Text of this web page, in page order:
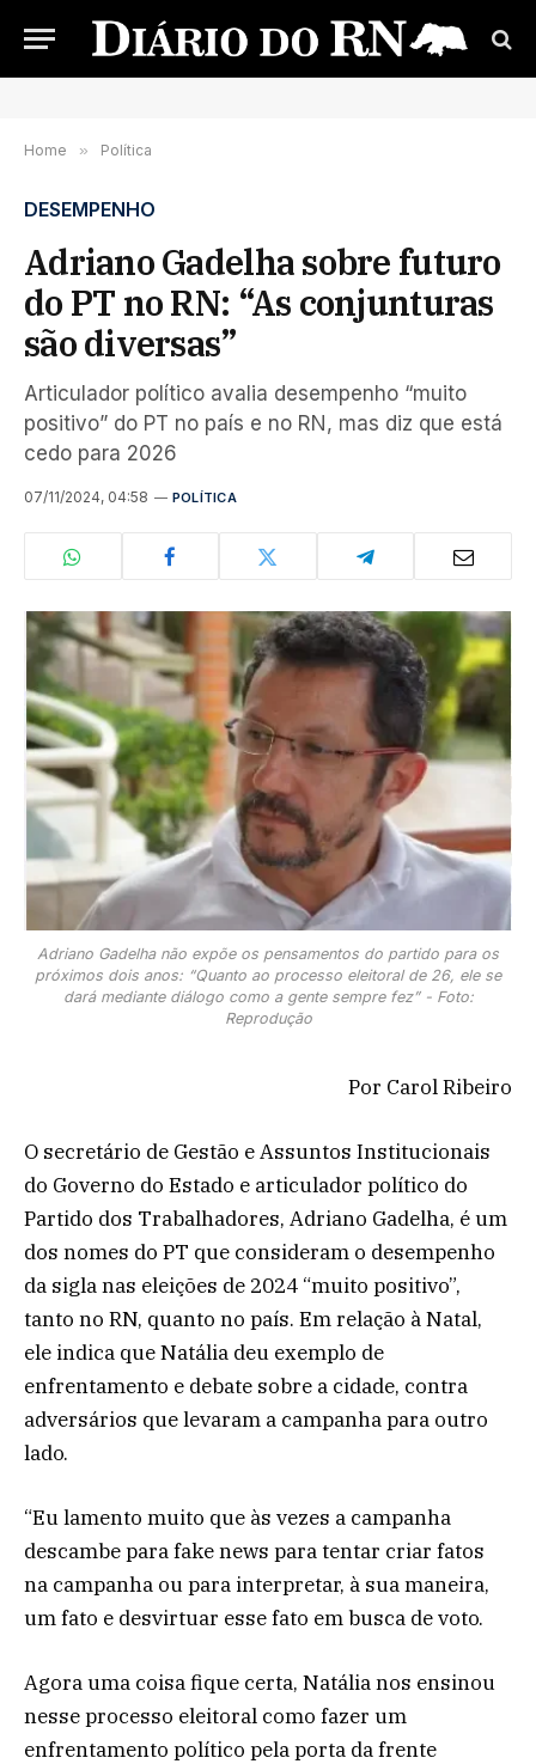
Home » Política
DESEMPENHO
Adriano Gadelha sobre futuro
do PT no RN: “As conjunturas
são diversas”
Articulador político avalia desempenho “muito
positivo” do PT no país e no RN, mas diz que está
cedo para 2026
07/11/2024, 04:58 POLÍTICA
Adriano Gadelha não expõe os pensamentos do partido para os
próximos dois anos: “Quanto ao processo eleitoral de 26, ele se
dará mediante diálogo como a gente sempre fez” - Foto:
Reprodução
Por Carol Ribeiro
O secretário de Gestão e Assuntos Institucionais
do Governo do Estado e articulador político do
Partido dos Trabalhadores, Adriano Gadelha, é um
dos nomes do PT que consideram o desempenho
da sigla nas eleições de 2024 “muito positivo”,
tanto no RN, quanto no país. Em relação à Natal,
ele indica que Natália deu exemplo de
enfrentamento e debate sobre a cidade, contra
adversários que levaram a campanha para outro
lado.
“Eu lamento muito que às vezes a campanha
descambe para fake news para tentar criar fatos
na campanha ou para interpretar, à sua maneira,
um fato e desvirtuar esse fato em busca de voto.
Agora uma coisa fique certa, Natália nos ensinou
nesse processo eleitoral como fazer um
enfrentamento político pela porta da frente